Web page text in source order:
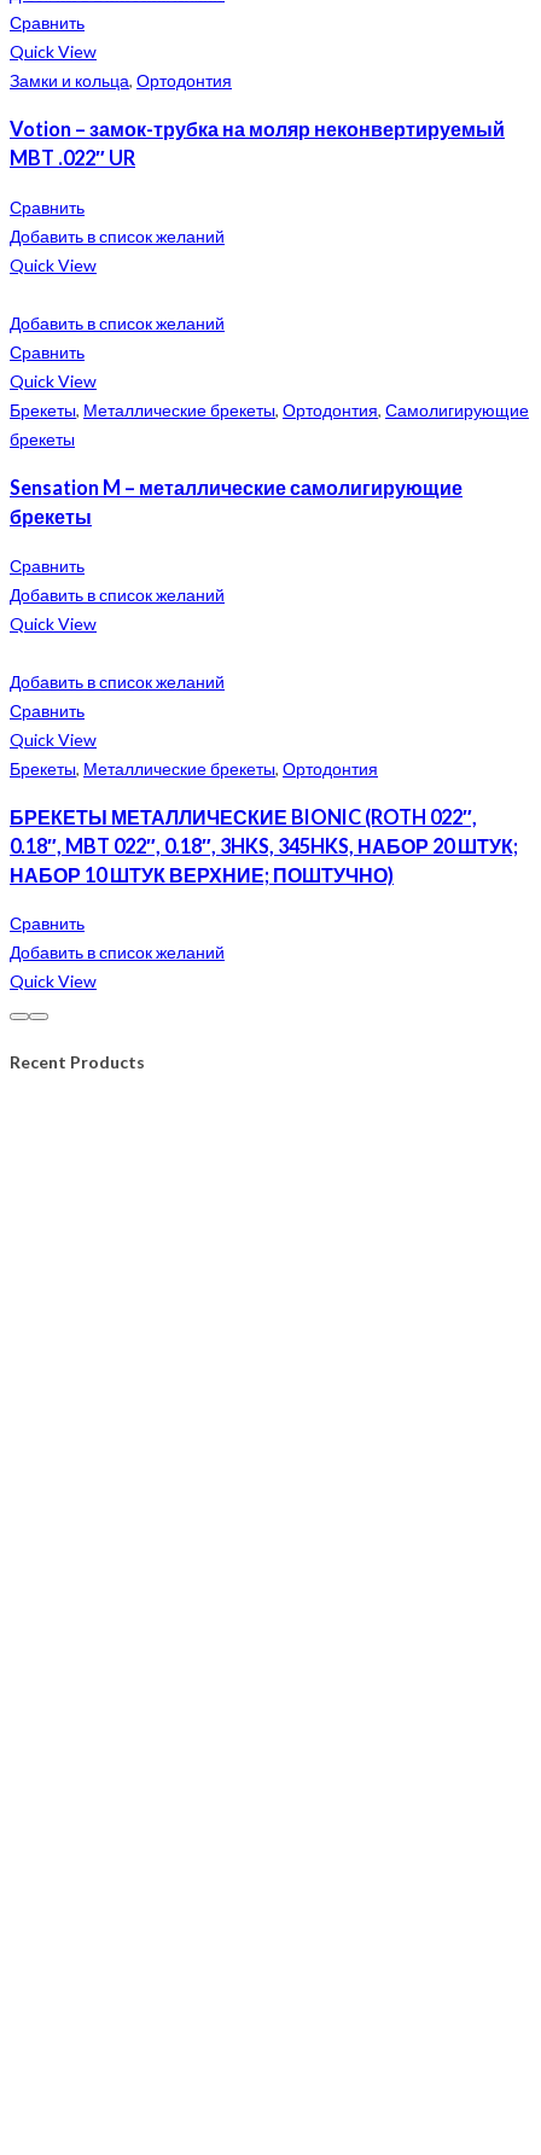
Сравнить
Quick View
Замки и кольца, Ортодонтия
Votion – замок-трубка на моляр неконвертируемый
MBT .022″ UR
Сравнить
Добавить в список желаний
Quick View
Добавить в список желаний
Сравнить
Quick View
Брекеты, Металлические брекеты, Ортодонтия, Самолигирующие
брекеты
Sensation M – металлические самолигирующие
брекеты
Сравнить
Добавить в список желаний
Quick View
Добавить в список желаний
Сравнить
Quick View
Брекеты, Металлические брекеты, Ортодонтия
БРЕКЕТЫ МЕТАЛЛИЧЕСКИЕ BIONIC (ROTH 022″,
0.18″, MBT 022″, 0.18″, 3HKS, 345HKS, НАБОР 20 ШТУК;
НАБОР 10 ШТУК ВЕРХНИЕ; ПОШТУЧНО)
Сравнить
Добавить в список желаний
Quick View
Recent Products